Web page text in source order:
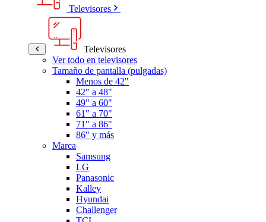
Televisores
Televisores
Ver todo en televisores
Tamaño de pantalla (pulgadas)
Menos de 42"
42" a 48"
49" a 60"
61" a 70"
71" a 86"
86" y más
Marca
Samsung
LG
Panasonic
Kalley
Hyundai
Challenger